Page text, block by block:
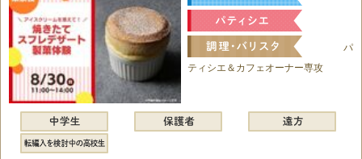
パ
ティシエ＆カフェオーナー専攻